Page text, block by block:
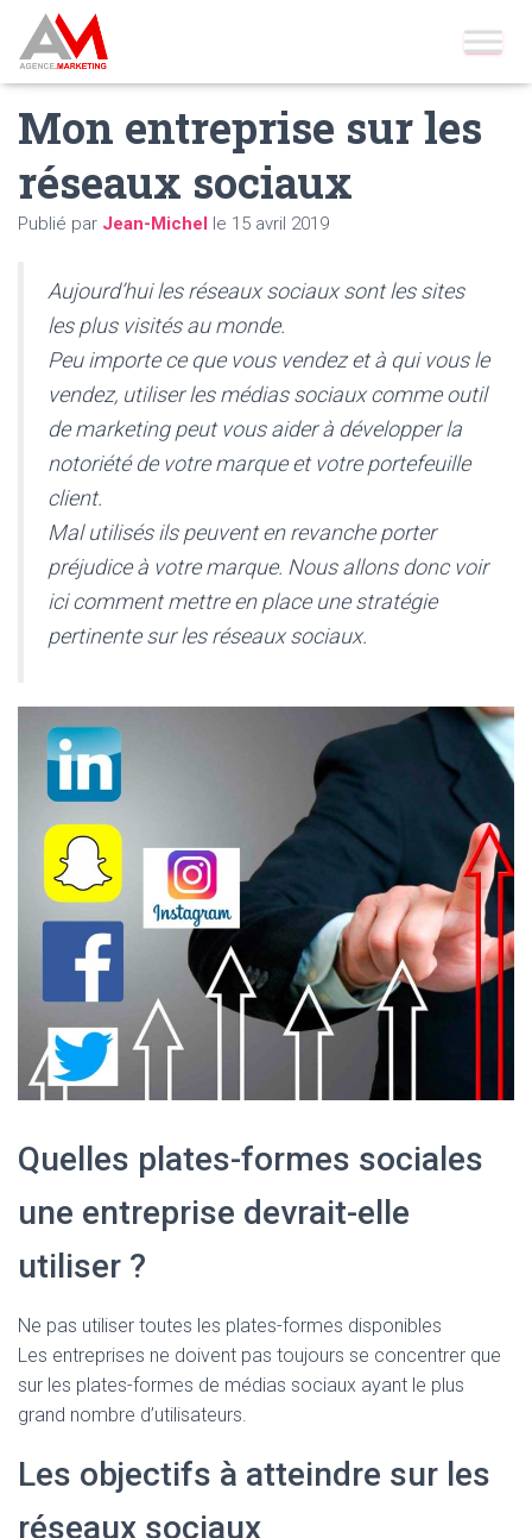
Accueil Blog
sociaux
Mon entreprise sur les
réseaux sociaux
Publié par Jean-Michel le 15 avril 2019
Aujourd’hui les réseaux sociaux sont les sites
les plus visités au monde.
Peu importe ce que vous vendez et à qui vous le
vendez, utiliser les médias sociaux comme outil
de marketing peut vous aider à développer la
notoriété de votre marque et votre portefeuille
client.
Mal utilisés ils peuvent en revanche porter
préjudice à votre marque. Nous allons donc voir
ici comment mettre en place une stratégie
pertinente sur les réseaux sociaux.
Quelles plates-formes sociales
une entreprise devrait-elle
utiliser ?
Ne pas utiliser toutes les plates-formes disponibles
Les entreprises ne doivent pas toujours se concentrer que
sur les plates-formes de médias sociaux ayant le plus
grand nombre d’utilisateurs.
Les objectifs à atteindre sur les
réseaux sociaux